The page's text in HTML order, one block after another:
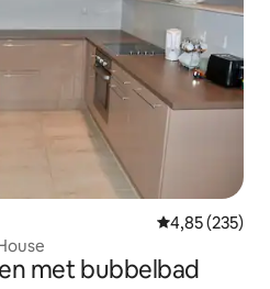
Gemiddelde
4,85 (235)
met bubbelbad